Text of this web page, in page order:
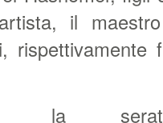
il
la